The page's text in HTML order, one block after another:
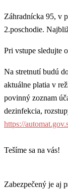
Záhradnícka 95, v
2.poschodie.
Pri vstupe sledujte
Na stretnutí budú
aktuálne platia v
povinný zoznam
dezinfekcia,
https://
Tešíme sa na vás!
Zabezpečený je aj